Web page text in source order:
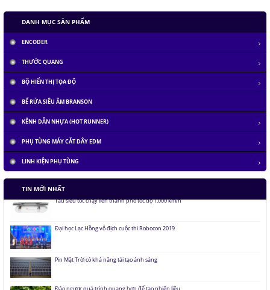
DANH MỤC SẢN PHẨM
ENCODER
THƯỚC QUANG
BỘ HIỂN THỊ TỌA ĐỘ
BỂ RỬA SIÊU ÂM BRANSON
KÊNH DẪN NHỰA (HOT RUNNER)
PHỤ TÙNG MÁY CẮT DÂY EDM
LINH KIỆN PHỤ TÙNG
TIN MỚI NHẤT
Tàu siêu tốc chạy liên thành phố tốc độ 1.000 km/h